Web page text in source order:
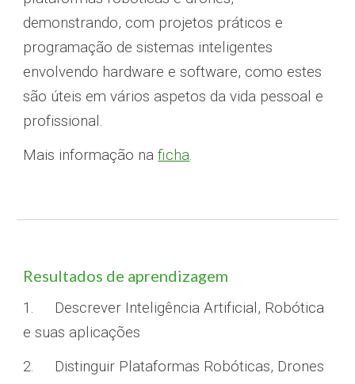
demonstrando, com projetos práticos e
programação de sistemas inteligentes
envolvendo hardware e software, como estes
são úteis em vários aspetos da vida pessoal e
profissional .
Mais informação naficha.
Resultados de aprendizagem
1.
Descrever Inteligência Artificial, Robótica
e suas aplicações
2.
Distinguir Plataformas Robóticas, Drones